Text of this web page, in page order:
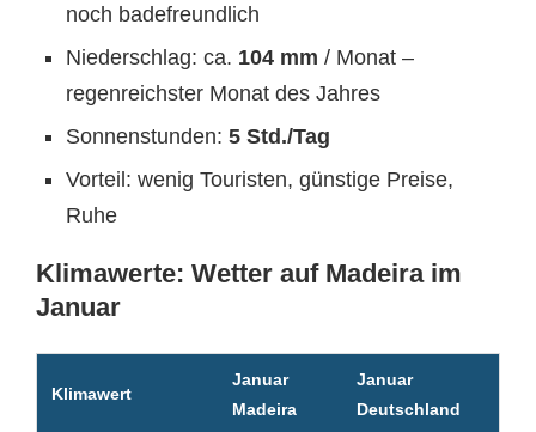
noch badefreundlich
Niederschlag: ca. 104 mm / Monat –
regenreichster Monat des Jahres
Sonnenstunden: 5 Std./Tag
Vorteil: wenig Touristen, günstige Preise,
Ruhe
Klimawerte: Wetter auf Madeira im
Januar
Klimawert
Januar
Madeira
Januar
Deutschland